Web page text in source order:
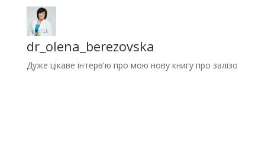
dr_olena_berezovska
Дуже цікаве інтерв'ю про мою нову книгу про залізо